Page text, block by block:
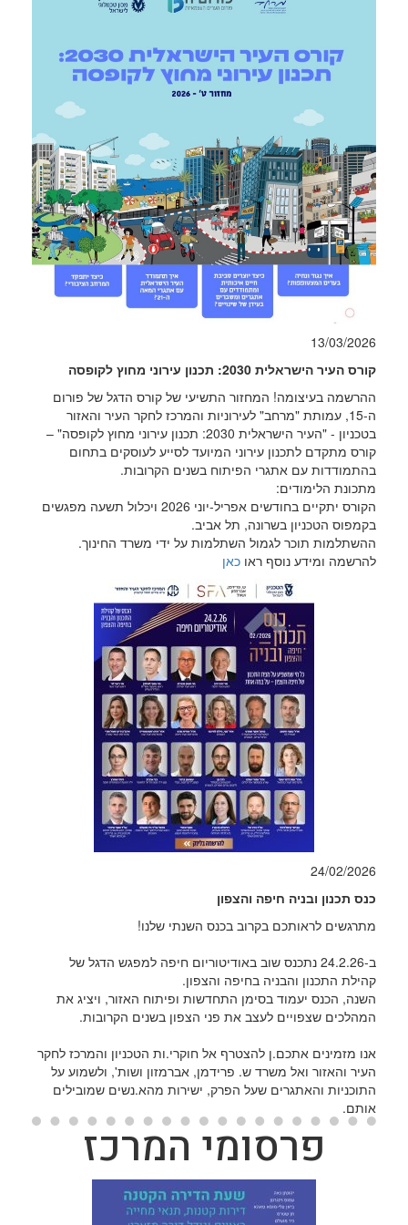
13/03/2026
קורס העיר הישראלית 2030: תכנון עירוני מחוץ לקופסה
ההרשמה בעיצומה! המחזור התשיעי של קורס הדגל של פורום
ה-15, עמותת "מרחב" לעירוניות והמרכז לחקר העיר והאזור
בטכניון - "העיר הישראלית 2030: תכנון עירוני מחוץ לקופסה" –
קורס מתקדם לתכנון עירוני המיועד לסייע לעוסקים בתחום
בהתמודדות עם אתגרי הפיתוח בשנים הקרובות.
מתכונת הלימודים:
הקורס יתקיים בחודשים אפריל-יוני 2026 ויכלול תשעה מפגשים
בקמפוס הטכניון בשרונה, תל אביב.
ההשתלמות תוכר לגמול השתלמות על ידי משרד החינוך.
להרשמה ומידע נוסף ראו כאן
24/02/2026
כנס תכנון ובניה חיפה והצפון
מתרגשים לראותכם בקרוב בכנס השנתי שלנו!
ב-24.2.26 נתכנס שוב באודיטוריום חיפה למפגש הדגל של
קהילת התכנון והבניה בחיפה והצפון.
השנה, הכנס יעמוד בסימן התחדשות ופיתוח האזור, ויציג את
המהלכים שצפויים לעצב את פני הצפון בשנים הקרובות.
אנו מזמינים אתכם.ן להצטרף אל חוקרי.ות הטכניון והמרכז לחקר
העיר והאזור ואל משרד ש. פרידמן, אברמזון ושות', ולשמוע על
התוכניות והאתגרים שעל הפרק, ישירות מהא.נשים שמובילים
אותם.
פרסומי המרכז